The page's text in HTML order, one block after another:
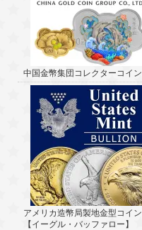
中国金幣集団コレクターコイン
アメリカ造幣局製地金型コイン
【イーグル・バッファロー】